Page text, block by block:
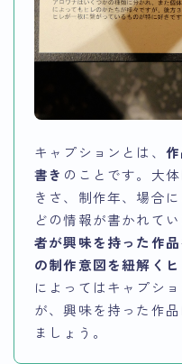
キャプションとは、
書き のことです。大
きさ、制作年、場合
どの情報が書かれて
者が興味を持った作
の制作意図を紐解く
によってはキャプシ
が、興味を持った作
ましょう。